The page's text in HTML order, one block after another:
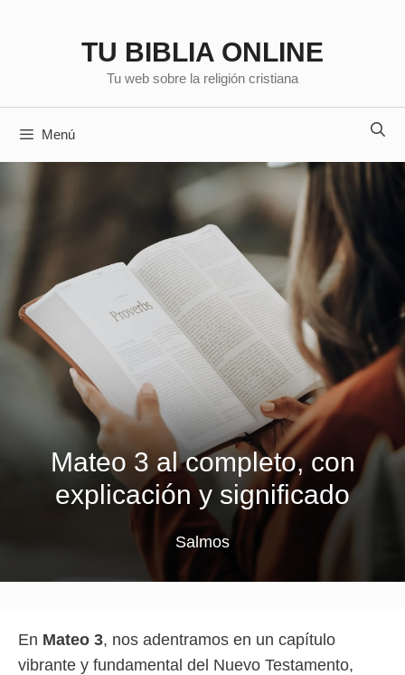
TU BIBLIA ONLINE
Tu web sobre la religión cristiana
Menú
Mateo 3 al completo, con
explicación y significado
Salmos
En Mateo 3, nos adentramos en un capítulo
vibrante y fundamental del Nuevo Testamento,